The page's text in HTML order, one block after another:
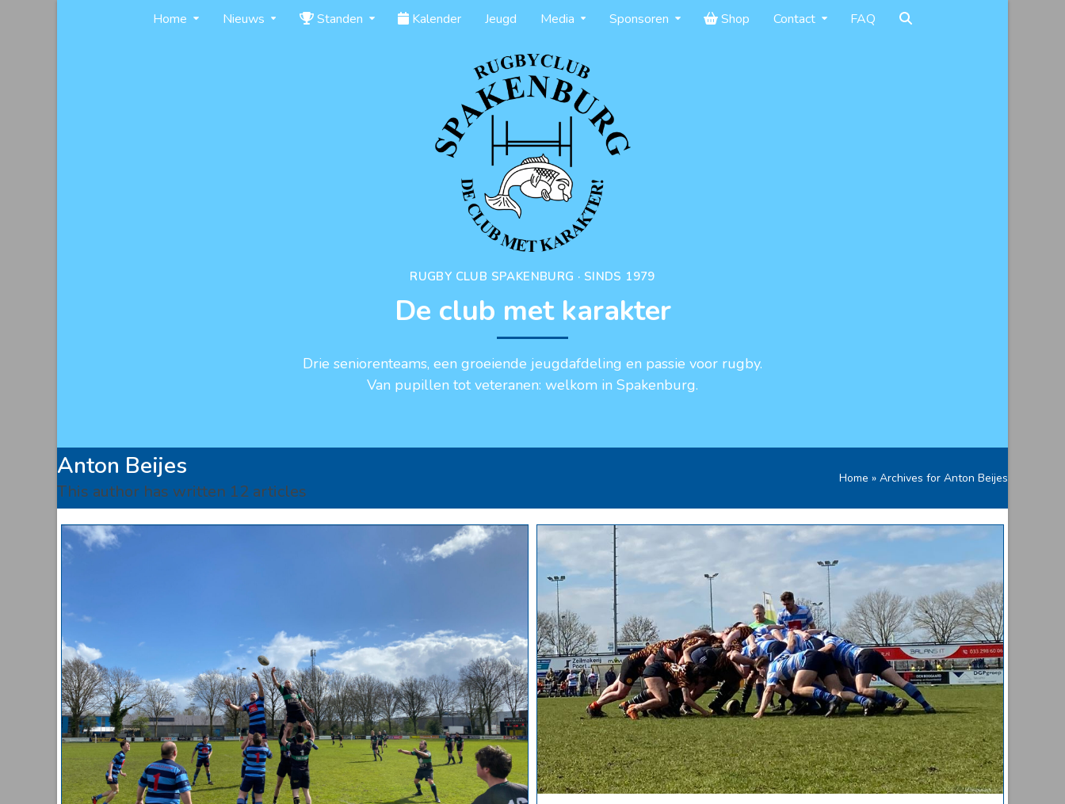
Home Nieuws Standen Kalender Jeugd Media Sponsoren Shop Contact FAQ
RUGBY CLUB SPAKENBURG · SINDS 1979
De club met karakter
Drie seniorenteams, een groeiende jeugdafdeling en passie voor rugby.
Van pupillen tot veteranen: welkom in Spakenburg.
Anton Beijes
This author has written 12 articles
Home » Archives for Anton Beijes